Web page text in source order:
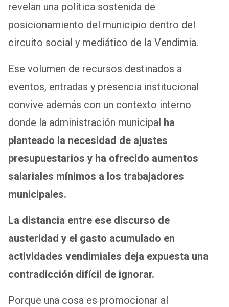
revelan una política sostenida de
posicionamiento del municipio dentro del
circuito social y mediático de la Vendimia.
Ese volumen de recursos destinados a
eventos, entradas y presencia institucional
convive además con un contexto interno
donde la administración municipal ha
planteado la necesidad de ajustes
presupuestarios y ha ofrecido aumentos
salariales mínimos a los trabajadores
municipales.
La distancia entre ese discurso de
austeridad y el gasto acumulado en
actividades vendimiales deja expuesta una
contradicción difícil de ignorar.
Porque una cosa es promocionar al